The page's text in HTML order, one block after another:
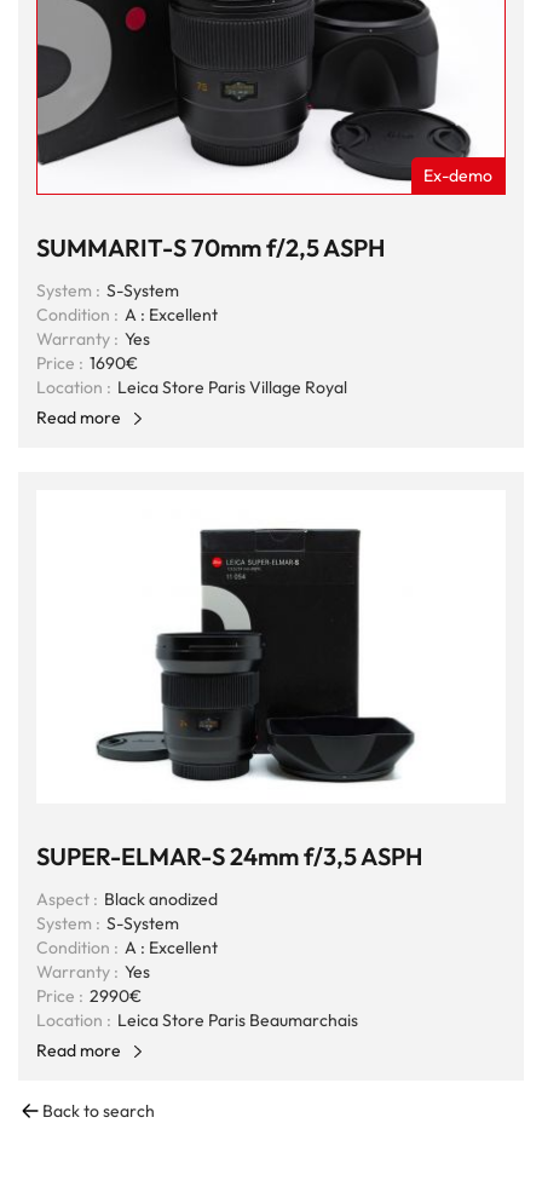
Ex-demo
SUMMARIT-S 70mm f/2,5 ASPH
System : S-System
Condition : A : Excellent
Warranty : Yes
Price : 1690€
Location : Leica Store Paris Village Royal
Read more
SUPER-ELMAR-S 24mm f/3,5 ASPH
Aspect : Black anodized
System : S-System
Condition : A : Excellent
Warranty : Yes
Price : 2990€
Location : Leica Store Paris Beaumarchais
Read more
Back to search